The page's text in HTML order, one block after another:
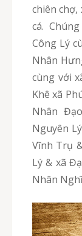
chiên chợ,
cá.
Công Lý
Nhân
cùng với
Khê xã
Nhân
Nguyên
Vĩnh Trụ
Lý & xã
Nhân